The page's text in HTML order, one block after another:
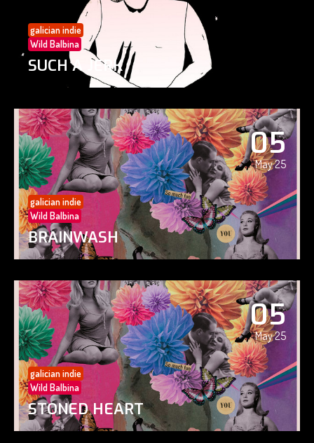
galician indie
Wild Balbina
SUCH A JERK
05
May 25
galician indie
Wild Balbina
BRAINWASH
05
May 25
galician indie
Wild Balbina
STONED HEART